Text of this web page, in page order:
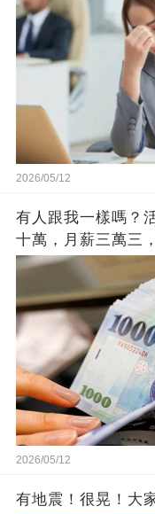
2026/05/12
有人跟我一樣嗎？
十萬，月薪三萬三
2026/05/12
有地震！很晃！大